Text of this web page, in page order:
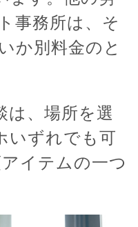
事務所は、そ
か別料金のと
は、場所を選
いずれでも可
イテムの一つ